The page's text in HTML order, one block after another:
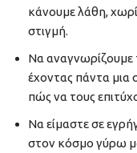
κάνουμε λάθη,
στιγμή.
Να αναγνωρίζουμε
έχοντας πάντα μια
πώς να τους
Να είμαστε σε
στον κόσμο γύρω